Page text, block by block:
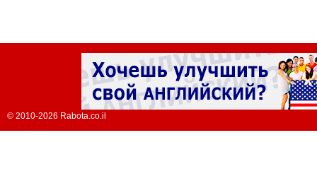
© 2010-2026 Rabota.co.il